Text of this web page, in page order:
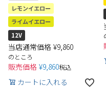
レモンイエロー
ライムイエロー
12V
当店通常価格 ¥9,860
のところ
販売価格 ¥9,860税込
カートに入れる